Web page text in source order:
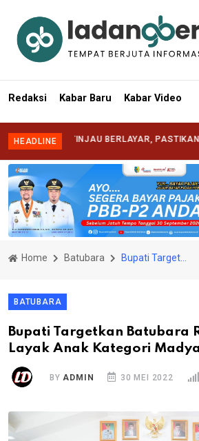
Redaksi Kabar Baru Kabar Video
HEADLINE
TINJAU BERLAYAR, PASTIKAN
Home Batubara
BATUBARA
Bupati Targetkan Batubara
Layak Anak Kategori Madya
BY ADMIN 30 MEI 2022